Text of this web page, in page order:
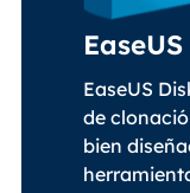
EaseUS
de
bien